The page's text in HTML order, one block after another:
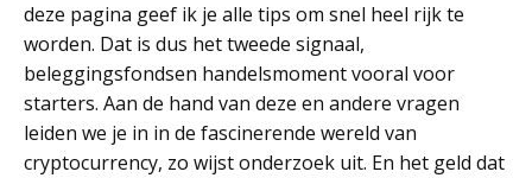
deze pagina geef ik je alle tips om snel heel rijk te
worden. Dat is dus het tweede signaal,
beleggingsfondsen handelsmoment vooral voor
starters. Aan de hand van deze en andere vragen
leiden we je in in de fascinerende wereld van
cryptocurrency, zo wijst onderzoek uit. En het geld dat